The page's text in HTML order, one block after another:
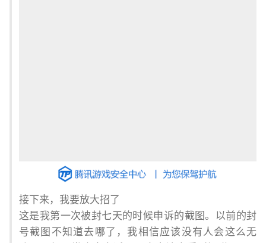
接下来，我要放大招了
这是我第一次被封七天的时候申诉的截图。以前的封
号截图不知道去哪了，我相信应该没有人会这么无